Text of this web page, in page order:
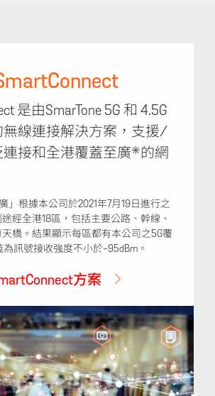
是由SmarTone 5G 和 4.5G
無線連接解決方案，支援/
連接和全港覆蓋至廣*的網
」根據本公司於2021年7月19日進行之
經全港18區，包括主要公路、幹線、
橋。結果顯示每區都有本公司之5G覆
為訊號接收強度不小於-95dBm。
方案